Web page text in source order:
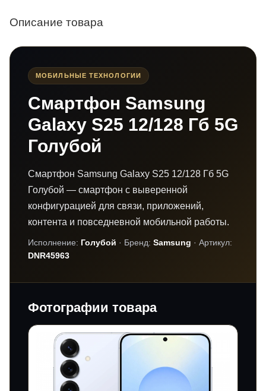
Описание товара
МОБИЛЬНЫЕ ТЕХНОЛОГИИ
Смартфон Samsung
Galaxy S25 12/128 Гб 5G
Голубой
Смартфон Samsung Galaxy S25 12/128 Гб 5G
Голубой — смартфон с выверенной
конфигурацией для связи, приложений,
контента и повседневной мобильной работы.
Исполнение: Голубой · Бренд: Samsung · Артикул:
DNR45963
Фотографии товара